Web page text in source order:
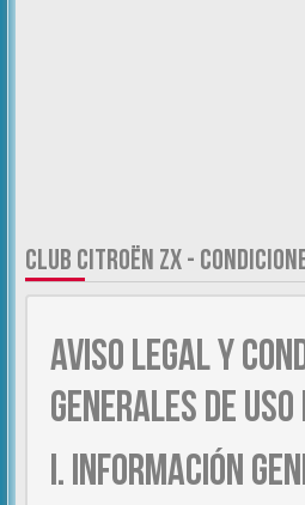
CLUB CITROËN ZX -
AVISO LEGAL Y
GENERALES DE
I. INFORMACIÓN